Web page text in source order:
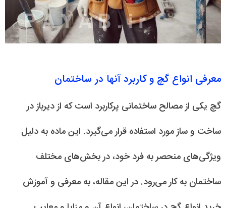
معرفی انواع گچ و کاربرد آنها در ساختمان
گچ یکی از مصالح ساختمانی پرکاربرد است که از دیرباز در
ساخت و ساز مورد استفاده قرار می‌گیرد. این ماده به دلیل
ویژگی‌های منحصر به فرد خود، در بخش‌های مختلف
ساختمان به کار می‌رود. در این مقاله، به معرفی و آموزش